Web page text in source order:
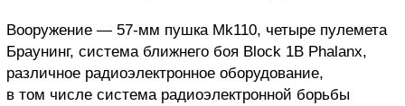
Вооружение — 57-мм пушка Mk110, четыре пулемета
Браунинг, система ближнего боя Block 1B Phalanx,
различное радиоэлектронное оборудование,
в том числе система радиоэлектронной борьбы